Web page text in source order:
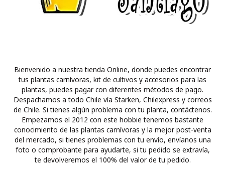
Bienvenido a nuestra tienda Online, donde puedes encontrar
tus plantas carnívoras, kit de cultivos y accesorios para las
plantas, puedes pagar con diferentes métodos de pago.
Despachamos a todo Chile vía Starken, Chilexpress y correos
de Chile. Si tienes algún problema con tu planta, contáctenos.
Empezamos el 2012 con este hobbie tenemos bastante
conocimiento de las plantas carnívoras y la mejor post-venta
del mercado, si tienes problemas con tu envío, envíanos una
foto o comprobante para ayudarte, si tu pedido se extravía,
te devolveremos el 100% del valor de tu pedido.